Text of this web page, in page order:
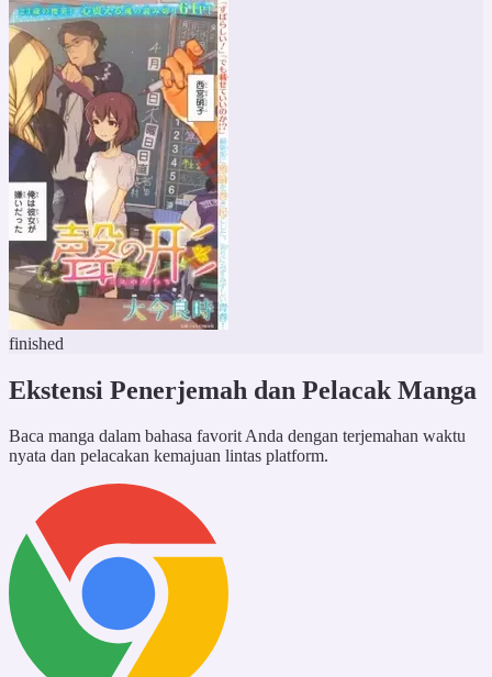
finished
Ekstensi Penerjemah dan Pelacak Manga
Baca manga dalam bahasa favorit Anda dengan terjemahan waktu
nyata dan pelacakan kemajuan lintas platform.